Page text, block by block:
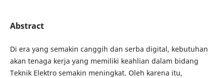
Abstract
Di era yang semakin canggih dan serba digital, kebutuhan
akan tenaga kerja yang memiliki keahlian dalam bidang
Teknik Elektro semakin meningkat. Oleh karena itu,